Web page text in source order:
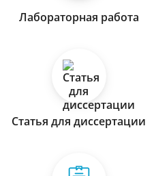
Лабораторная работа
Статья для диссертации